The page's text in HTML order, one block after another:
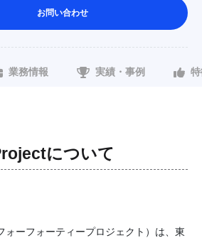
お問い合わせ
業務情報 実績・事例
について
ォーフォーティープロジェクト）は、東